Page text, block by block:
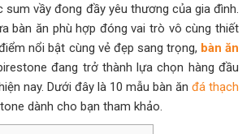
sum vầy đong đầy yêu thương của gia đình.
bàn ăn phù hợp đóng vai trò vô cùng thiết
nổi bật cùng vẻ đẹp sang trọng, bàn ăn
đang trở thành lựa chọn hàng đầu
nay. Dưới đây là 10 mẫu bàn ăn đá thạch
dành cho bạn tham khảo.